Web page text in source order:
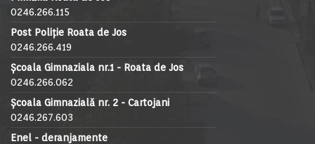
0246.266.115
Post Poliție Roata de Jos
0246.266.419
Școala Gimnaziala nr.1 - Roata de Jos
0246.266.062
Școala Gimnazială nr. 2 - Cartojani
0246.267.603
Enel - deranjamente